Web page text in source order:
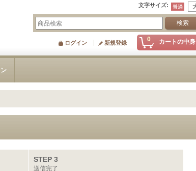
文字サイズ:
0 カートの中身
ログイン 新規登録
STEP 3
送信完了